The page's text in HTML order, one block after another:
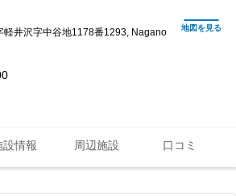
設情報 周辺施設 口コミ
軽井沢字中谷地1178番1293, Nagano